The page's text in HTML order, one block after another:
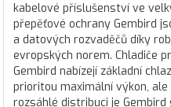
kabelové příslušenství ve
přepěťové ochrany Gembird
a datových rozvaděčů díky
evropských norem. Chladiče
Gembird nabízejí základní
prioritou maximální výkon,
rozsáhlé distribuci je